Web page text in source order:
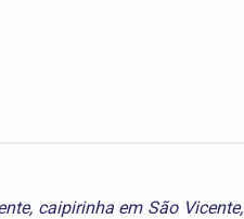
, caipirinha em São Vicente,